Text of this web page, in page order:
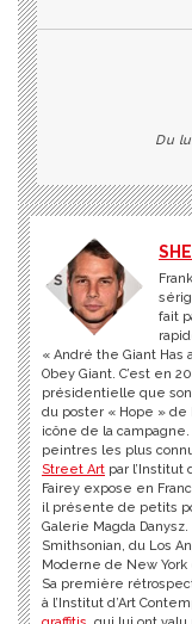
Du
fait
« André the Giant Has
Obey Giant. C’est en
présidentielle que son
du poster « Hope » de
icône de la
peintres les plus
Street Art par l’Institut
Fairey expose en
il présente de petits
Galerie Magda
Smithsonian, du Los
Moderne de New
Sa première
à l’Institut d’Art